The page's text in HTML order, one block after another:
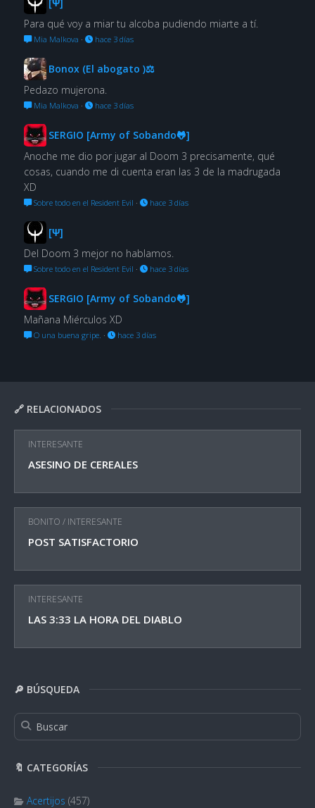
🔗 RELACIONADOS
INTERESANTE
ASESINO DE CEREALES
BONITO / INTERESANTE
POST SATISFACTORIO
INTERESANTE
LAS 3:33 LA HORA DEL DIABLO
🔎 BÚSQUEDA
🔖 CATEGORÍAS
Acertijos (457)
Para qué voy a miar tu alcoba pudiendo miarte a tí.
Mia Malkova · hace 3 días
Bonox (El abogato )⚖
Pedazo mujerona.
Mia Malkova · hace 3 días
SERGIO [Army of Sobando🐸]
Anoche me dio por jugar al Doom 3 precisamente, qué
cosas, cuando me di cuenta eran las 3 de la madrugada
XD
Sobre todo en el Resident Evil · hace 3 días
[Ψ]
Del Doom 3 mejor no hablamos.
Sobre todo en el Resident Evil · hace 3 días
SERGIO [Army of Sobando🐸]
Mañana Miérculos XD
O una buena gripe. · hace 3 días